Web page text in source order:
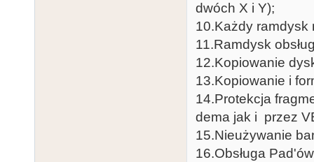
dwóch X i Y);
10.Każdy ramdysk
11.Ramdysk
12.Kopiowanie
13.Kopiowanie i
14.Protekcja
dema jak i przez
15.Nieużywanie
16.Obsługa